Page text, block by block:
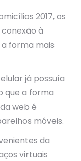
2017, os
à
forma mais
já possuía
que a forma
web é
móveis.
da
virtuais